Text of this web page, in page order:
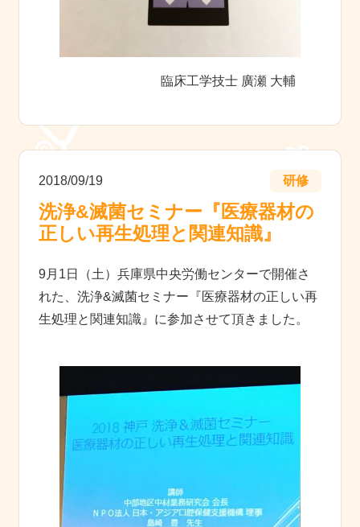
臨床工学技士 廣瀬 大輔
研修
2018/09/19
洗浄&滅菌セミナー『医療器材の
正しい再生処理と関連知識』
9月1日（土）兵庫県中央労働センターで開催さ
れた、洗浄&滅菌セミナー『医療器材の正しい再
生処理と関連知識』に参加させて頂きました。